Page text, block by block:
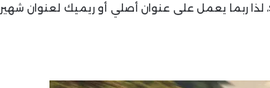
ألعاب فردية مع تراجع هوس الألعاب الخدمية من Sony، لذا ربما يعمل على عنوان أصلي أو ريميك لعنوان شهير